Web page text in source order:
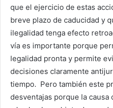
que el ejercicio de estas
breve plazo de caducidad y
ilegalidad tenga efecto
vía es importante porque
legalidad pronta y permite
decisiones claramente
tiempo. Pero también este
desventajas porque la